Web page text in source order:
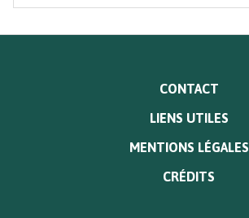
CONTACT
LIENS UTILES
MENTIONS LÉGALES
CRÉDITS